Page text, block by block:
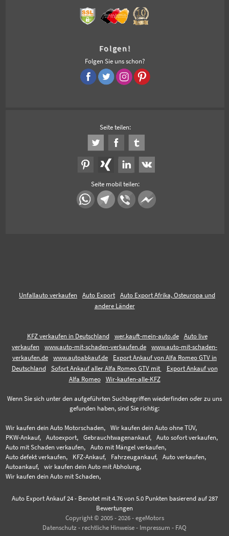
Folgen!
Folgen Sie uns schon?
Seite teilen:
Seite mobil teilen:
Unfallauto verkaufen Auto Export
Auto Export Afrika, Osteuropa und
andere Länder
KFZ verkaufen in Deutschland wer.kauft-mein-auto.de
Auto live
verkaufen
www.auto-mit-schaden-verkaufen.de
www.auto-mit-schaden-
verkaufen.de
www.autoabkauf.de
Export Ankauf von Alfa Romeo GTV in
Deutschland
Sofort Ankauf aller Alfa Romeo GTV mit
Export Ankauf von
Alfa Romeo
Wir-kaufen-alle-KFZ
Wenn Sie sich unter den aufgeführten Suchbegriffen wiederfinden oder zu uns
gefunden haben, sind Sie richtig:
Wir kaufen dein Auto Motorschaden,
Wir kaufen dein Auto ohne TÜV,
PKW-Ankauf,
Autoexport, Gebrauchtwagenankauf,
Auto sofort verkaufen,
Auto mit Schaden verkaufen,
Auto mit Mängel verkaufen,
Auto defekt verkaufen,
KFZ-Ankauf, Fahrzeugankauf,
Auto verkaufen,
Autoankauf,
wir kaufen dein Auto mit Abholung,
Wir kaufen dein Auto mit Schaden,
Auto Export Ankauf 24- Benotet mit 4.76von 5.0 Punkten basierend auf 287
Bewertungen
Copyright © 2005 - 2026 - egeMotors
Datenschutz - rechtliche Hinweise - Impressum - FAQ